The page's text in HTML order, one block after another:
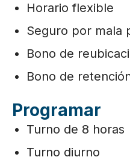
Horario flexible
Seguro por mala
Bono de
Bono de
Programar
Turno de 8 horas
Turno diurno